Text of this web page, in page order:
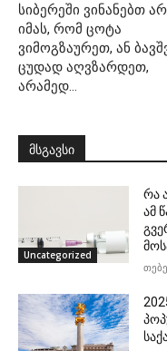
სიბერეში ვინანებთ
იმას, რომ ცოტა
ვიმოგზაურეთ, ან
ცუდად აღვზარდეთ,
არამედ…
მსგავსი
Uncategorized
რა
ამ